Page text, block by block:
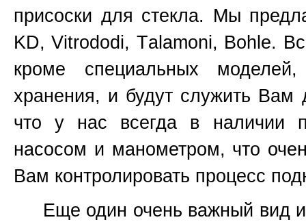
присоски для стекла. Мы
KD, Vitrododi, Talamoni, Bohle.
кроме специальных
хранения, и будут служить Вам
что у нас всегда в наличии
насосом и манометром, что
Вам контролировать процесс
Еще один очень важный вид